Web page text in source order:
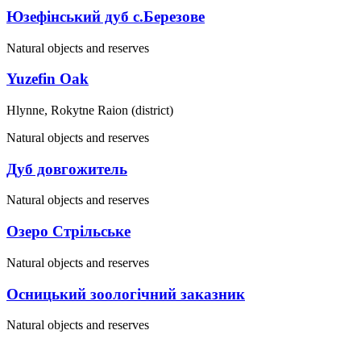
Юзефінський дуб с.Березове
Natural objects and reserves
Yuzefin Oak
Hlynne, Rokytne Raion (district)
Natural objects and reserves
Дуб довгожитель
Natural objects and reserves
Озеро Стрільське
Natural objects and reserves
Осницький зоологічний заказник
Natural objects and reserves